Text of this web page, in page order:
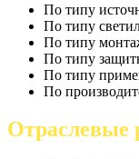
По типу
По типу
По типу
По типу
По типу
По
Отраслевые